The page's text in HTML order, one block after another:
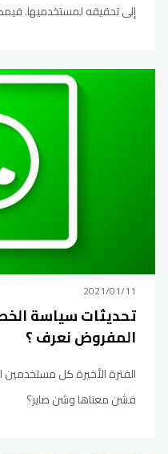
إلى تحقيقه لمستخدميها.
2021/01/11
تحديثات سياسة
المفروض نعرف ؟
الفترة الأخيرة كل
فشن معناها وشن صاير؟